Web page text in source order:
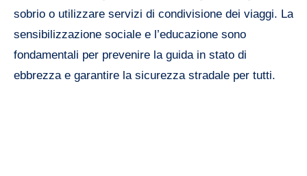
sobrio o utilizzare servizi di condivisione dei viaggi. La
sensibilizzazione sociale e l’educazione sono
fondamentali per prevenire la guida in stato di
ebbrezza e garantire la sicurezza stradale per tutti.